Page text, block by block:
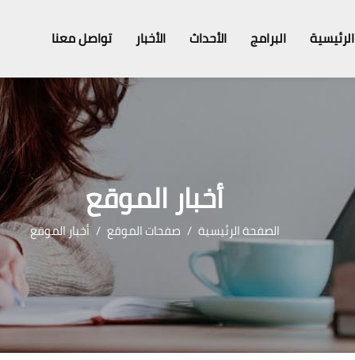
الرئيسية البرامج الأحداث الأخبار تواصل معنا
أخبار الموقع
الصفحة الرئيسية صفحات الموقع أخبار الموقع